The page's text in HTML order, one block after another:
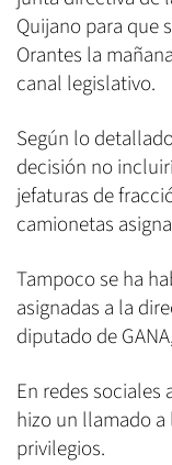
Quijano para que
Orantes la
canal legislativo.
Según lo
decisión no
jefaturas de
camionetas
Tampoco se ha
asignadas a la
diputado de
En redes
hizo un llamado a
privilegios.